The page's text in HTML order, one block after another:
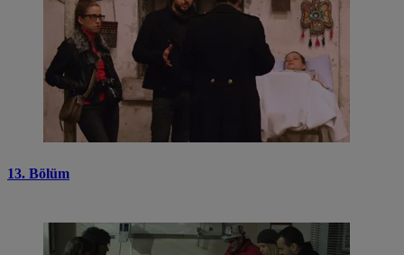
13. Bölüm